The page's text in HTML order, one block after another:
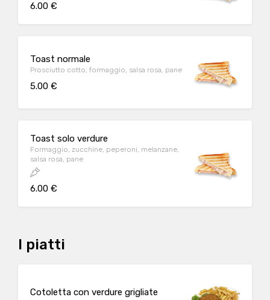
6.00 €
Toast normale
Prosciutto cotto, formaggio, salsa rosa, pane
5.00 €
Toast solo verdure
Formaggio, zucchine, peperoni, melanzane,
salsa rosa, pane
6.00 €
I piatti
Cotoletta con verdure grigliate